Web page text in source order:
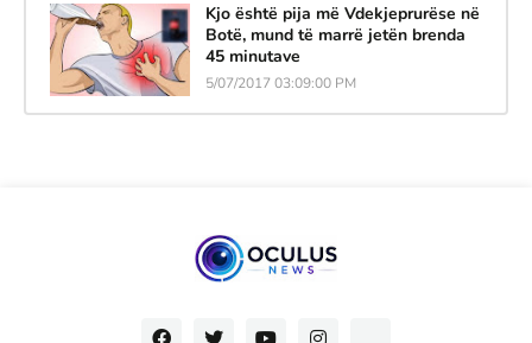
Kjo është pija më Vdekjeprurëse në
Botë, mund të marrë jetën brenda
45 minutave
5/07/2017 03:09:00 PM